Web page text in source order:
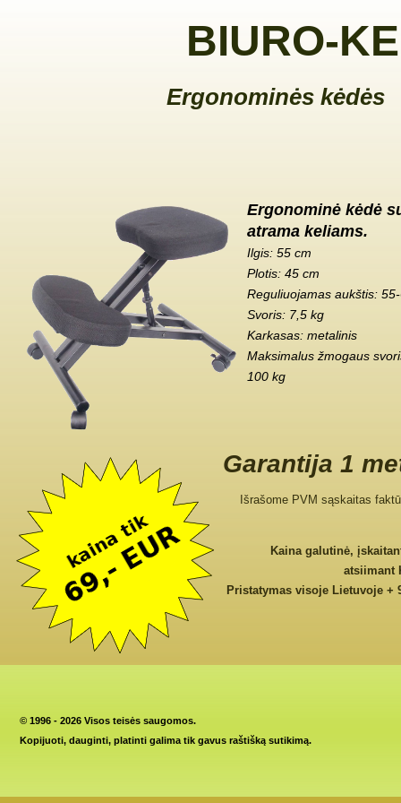
BIURO-
Ergonominės kėdės
Ergonominė kėdė
atrama keliams.
Ilgis: 55 cm
Plotis: 45 cm
Reguliuojamas aukštis:
Svoris: 7,5 kg
Karkasas: metalinis
Maksimalus žmogaus
100 kg
Garantija 1
Išrašome PVM sąskaitas
Kaina galutinė,
atsiimant
Pristatymas visoje Lietuvoje +
© 1996 - 2026 Visos teisės saugomos.
Kopijuoti, dauginti, platinti galima tik gavus raštišką sutikimą.